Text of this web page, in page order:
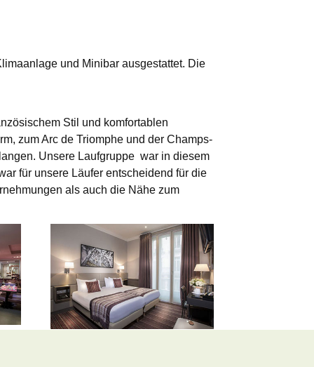
und Minibar ausgestattet. Die
Stil und komfortablen
zum Arc de Triomphe und der Champs-
Unsere Laufgruppe war in diesem
für unsere Läufer entscheidend für die
als auch die Nähe zum